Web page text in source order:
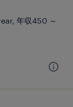
年収450 ～